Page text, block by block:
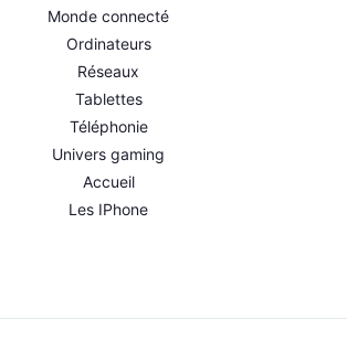
Monde connecté
Ordinateurs
Réseaux
Tablettes
Téléphonie
Univers gaming
Accueil
Les IPhone